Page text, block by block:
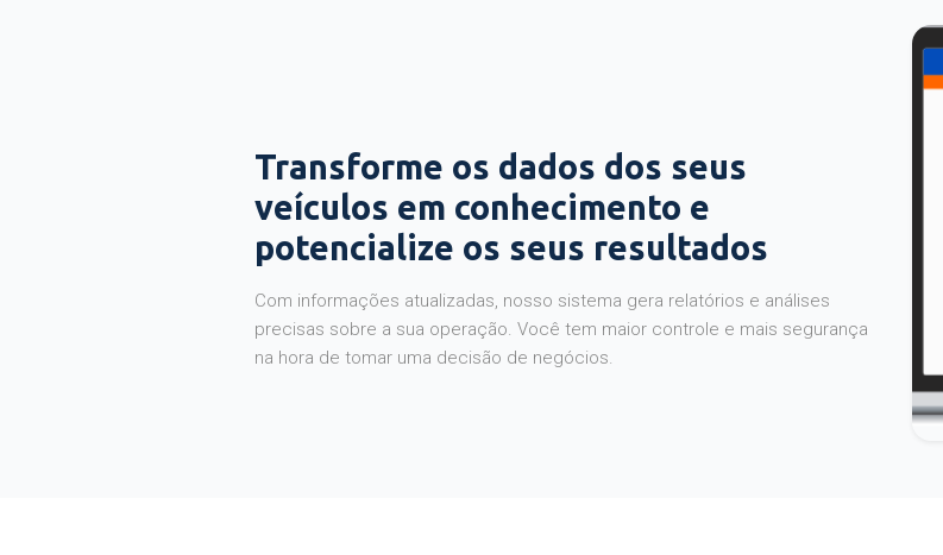
Transforme os dados dos seus
veículos em conhecimento e
potencialize os seus resultados
Com informações atualizadas, nosso sistema gera relatórios e análises
precisas sobre a sua operação. Você tem maior controle e mais segurança
na hora de tomar uma decisão de negócios.